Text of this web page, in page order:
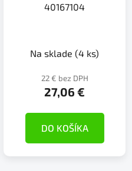
40167104
Na sklade (4 ks)
22 € bez DPH
27,06 €
DO KOŠÍKA